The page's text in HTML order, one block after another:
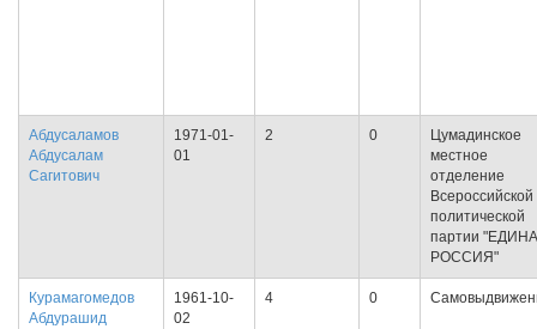
Абдусаламов
Абдусалам
Сагитович
1971-01-
01
2 0
Цумадинское
местное
отделение
Всероссийской
политической
партии
РОССИЯ"
Курамагомедов
Абдурашид
1961-10-
02
4 0